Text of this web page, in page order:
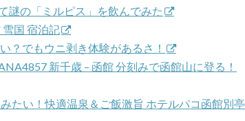
謎の「ミルピス」を飲んでみた
国 宿泊記
？でもウニ剥き体験があるさ！
新千歳 – 函館 分刻みで函館山に登る！
たい！快適温泉＆ご飯激旨 ホテルパコ函館別亭